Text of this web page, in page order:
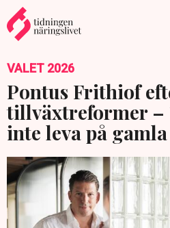
VALET 2026
Pontus Frithiof
tillväxtreformer –
inte leva på